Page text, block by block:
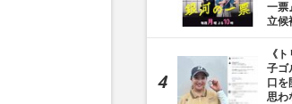
一票
立候
《
子ゴ
口を
思わ